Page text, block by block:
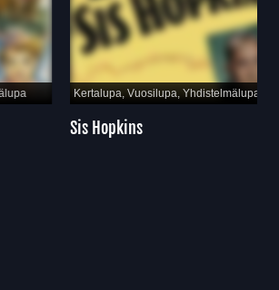
Kertalupa, Vuosilupa, Yhdistelmälupa
Sis Hopkins